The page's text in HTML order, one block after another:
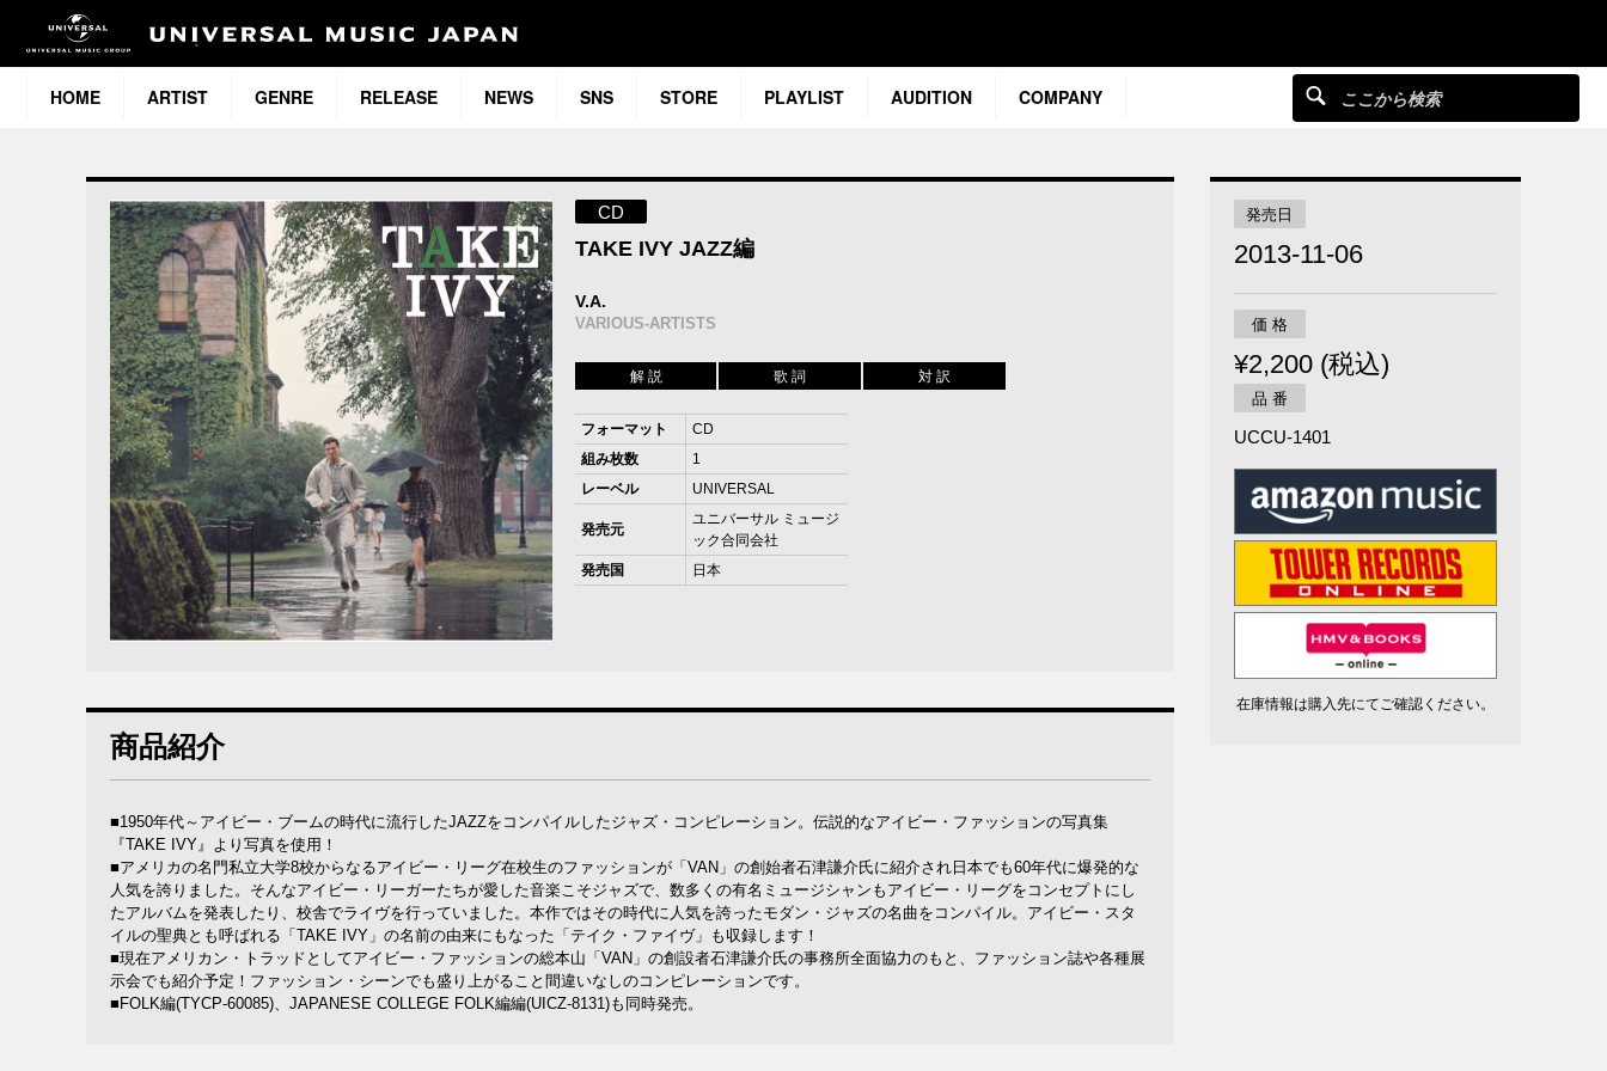
HOME ARTIST GENRE RELEASE NEWS SNS STORE PLAYLIST AUDITION COMPANY
CD
TAKE IVY JAZZ編
V.A.
VARIOUS-ARTISTS
解 説 歌 詞 対 訳
フォーマット
CD
組み枚数
1
レーベル
UNIVERSAL
発売元
ユニバーサル ミュージ
ック合同会社
発売国
日本
商品紹介
■1950年代～アイビー・ブームの時代に流行したJAZZをコンパイルしたジャズ・コンピレーション。伝説的なアイビー・ファッションの写真集
『TAKE IVY』より写真を使用！
■アメリカの名門私立大学8校からなるアイビー・リーグ在校生のファッションが「VAN」の創始者石津謙介氏に紹介され日本でも60年代に爆発的な
人気を誇りました。そんなアイビー・リーガーたちが愛した音楽こそジャズで、数多くの有名ミュージシャンもアイビー・リーグをコンセプトにし
たアルバムを発表したり、校舎でライヴを行っていました。本作ではその時代に人気を誇ったモダン・ジャズの名曲をコンパイル。アイビー・スタ
イルの聖典とも呼ばれる「TAKE IVY」の名前の由来にもなった「テイク・ファイヴ」も収録します！
■現在アメリカン・トラッドとしてアイビー・ファッションの総本山「VAN」の創設者石津謙介氏の事務所全面協力のもと、ファッション誌や各種展
示会でも紹介予定！ファッション・シーンでも盛り上がること間違いなしのコンピレーションです。
■FOLK編(TYCP-60085)、JAPANESE COLLEGE FOLK編編(UICZ-8131)も同時発売。
発売日
2013-11-06
価 格
¥2,200 (税込)
品 番
UCCU-1401
在庫情報は購入先にてご確認ください。